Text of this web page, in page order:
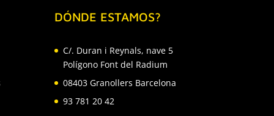
DÓNDE ESTAMOS?
C/. Duran i Reynals, nave 5
Polígono Font del Radium
08403 Granollers Barcelona
93 781 20 42